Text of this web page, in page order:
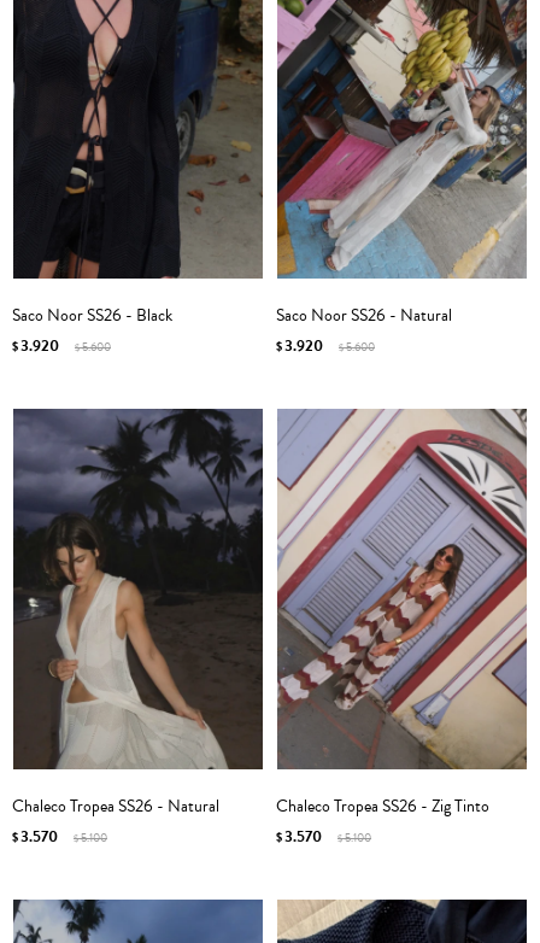
Saco Noor SS26 - Black
$3.920 $5.600
Saco Noor SS26 - Natural
$3.920 $5.600
Chaleco Tropea SS26 - Natural
$3.570 $5.100
Chaleco Tropea SS26 - Zig Tinto
$3.570 $5.100